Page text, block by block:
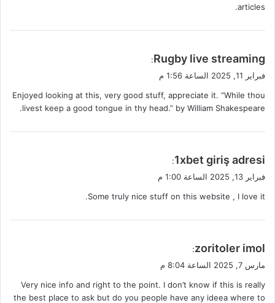
articles.
ي
ل
Rugby live streaming
:
فبراير 11, 2025 الساعة 1:56 م
Enjoyed looking at this, very good stuff, appreciate it. “While thou
livest keep a good tongue in thy head.” by William Shakespeare.
ي
ل
1xbet giriş adresi
:
فبراير 13, 2025 الساعة 1:00 م
Some truly nice stuff on this website , I love it.
ي
ل
zoritoler imol
:
مارس 7, 2025 الساعة 8:04 م
Very nice info and right to the point. I don’t know if this is really
the best place to ask but do you people have any ideea where to